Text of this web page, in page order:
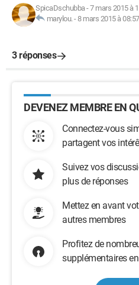
SpicaDschubba-7 mars 2015 à
marylou.-8 mars 2015 à 08:57
3 réponses
DEVENEZ MEMBRE EN
Connectez-vous
partagent vos
Suivez vos
plus de réponses
Mettez en avant
autres membres
Profitez de
supplémentaires